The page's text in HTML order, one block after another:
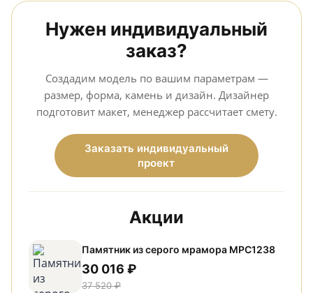
Нужен индивидуальный
заказ?
Создадим модель по вашим параметрам —
размер, форма, камень и дизайн. Дизайнер
подготовит макет, менеджер рассчитает смету.
Заказать индивидуальный
проект
Акции
Памятник из серого мрамора МРС1238
30 016 ₽
37 520 ₽